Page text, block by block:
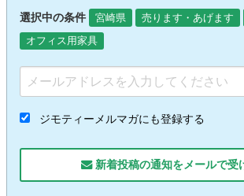
選択中の条件 宮崎県 売ります・あげます
オフィス用家具
ジモティーメルマガにも登録する
新着投稿の通知をメールで受